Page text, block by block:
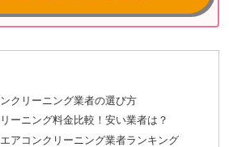
クリーニング業者の選び方
ーニング料金比較！安い業者は？
アコンクリーニング業者ランキング